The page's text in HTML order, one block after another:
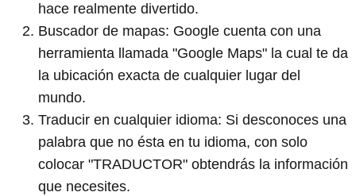
hace realmente divertido.
Buscador de mapas: Google cuenta con una
herramienta llamada "Google Maps" la cual te da
la ubicación exacta de cualquier lugar del
mundo.
Traducir en cualquier idioma: Si desconoces una
palabra que no ésta en tu idioma, con solo
colocar "TRADUCTOR" obtendrás la información
que necesites.